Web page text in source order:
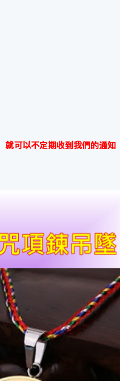
就可以不定期收到我們的通知